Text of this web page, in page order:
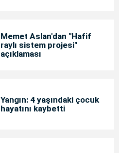
Memet Aslan'dan "Hafif
raylı sistem projesi"
açıklaması
Yangın: 4 yaşındaki çocuk
hayatını kaybetti